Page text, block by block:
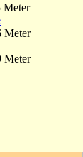
Meter
Meter
Meter